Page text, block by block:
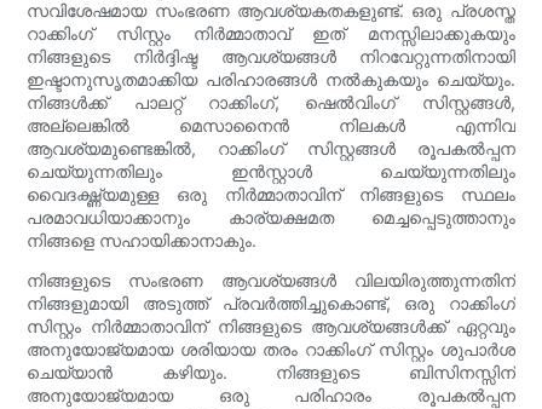
സവിശേഷമായ സംഭരണ ആവശ്യകതകളുണ്ട്. ഒരു പ്രശസ്ത
റാക്കിംഗ് സിസ്റ്റം നിർമ്മാതാവ് ഇത് മനസ്സിലാക്കുകയും
നിങ്ങളുടെ നിർദ്ദിഷ്ട ആവശ്യങ്ങൾ നിറവേറ്റുന്നതിനായി
ഇഷ്ടാനുസൃതമാക്കിയ പരിഹാരങ്ങൾ നൽകുകയും ചെയ്യും.
നിങ്ങൾക്ക് പാലറ്റ് റാക്കിംഗ്, ഷെൽവിംഗ് സിസ്റ്റങ്ങൾ,
അല്ലെങ്കിൽ മെസാനൈൻ നിലകൾ എന്നിവ
ആവശ്യമുണ്ടെങ്കിൽ, റാക്കിംഗ് സിസ്റ്റങ്ങൾ രൂപകൽപ്പന
ചെയ്യുന്നതിലും ഇൻസ്റ്റാൾ ചെയ്യുന്നതിലും
വൈദഗ്ദ്ധ്യമുള്ള ഒരു നിർമ്മാതാവിന് നിങ്ങളുടെ സ്ഥലം
പരമാവധിയാക്കാനും കാര്യക്ഷമത മെച്ചപ്പെടുത്താനും
നിങ്ങളെ സഹായിക്കാനാകും.
നിങ്ങളുടെ സംഭരണ ആവശ്യങ്ങൾ വിലയിരുത്തുന്നതിന്
നിങ്ങളുമായി അടുത്ത് പ്രവർത്തിച്ചുകൊണ്ട്, ഒരു റാക്കിംഗ്
സിസ്റ്റം നിർമ്മാതാവിന് നിങ്ങളുടെ ആവശ്യങ്ങൾക്ക് ഏറ്റവും
അനുയോജ്യമായ ശരിയായ തരം റാക്കിംഗ് സിസ്റ്റം ശുപാർശ
ചെയ്യാൻ കഴിയും. നിങ്ങളുടെ ബിസിനസ്സിന്
അനുയോജ്യമായ ഒരു പരിഹാരം രൂപകൽപ്പന